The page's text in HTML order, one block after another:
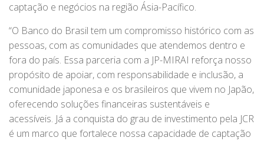
captação e negócios na região Ásia-Pacífico.
“O Banco do Brasil tem um compromisso histórico com as
pessoas, com as comunidades que atendemos dentro e
fora do país. Essa parceria com a JP-MIRAI reforça nosso
propósito de apoiar, com responsabilidade e inclusão, a
comunidade japonesa e os brasileiros que vivem no Japão,
oferecendo soluções financeiras sustentáveis e
acessíveis. Já a conquista do grau de investimento pela JCR
é um marco que fortalece nossa capacidade de captação